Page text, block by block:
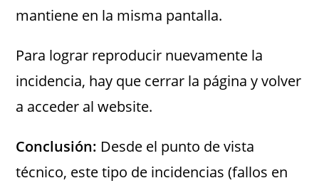
mantiene en la misma pantalla.
Para lograr reproducir nuevamente la
incidencia, hay que cerrar la página y volver
a acceder al website.
Conclusión: Desde el punto de vista
técnico, este tipo de incidencias (fallos en